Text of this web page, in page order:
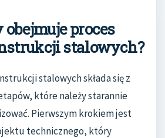
proces
stalowych?
stalowych składa się z
które należy starannie
Pierwszym krokiem jest
technicznego, który